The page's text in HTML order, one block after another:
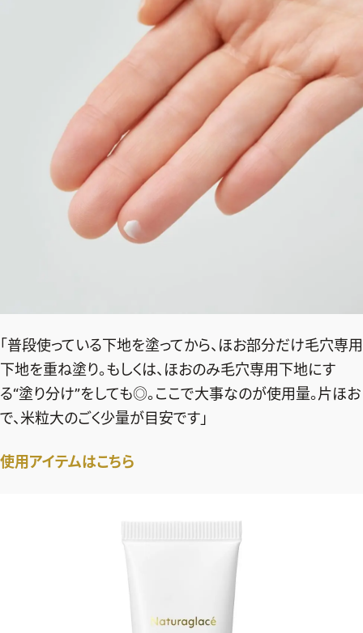
編集部から届くメールマガジン、
会員限定プレゼントや特別イベントへの応募など
特典が満載！
新規会員登録はこちら
「普段使っている下地を塗ってから、ほお部分だけ毛穴専用
下地を重ね塗り。もしくは、ほおのみ毛穴専用下地にす
る“塗り分け”をしても◎。ここで大事なのが使用量。片ほお
で、米粒大のごく少量が目安です」
使用アイテムはこちら